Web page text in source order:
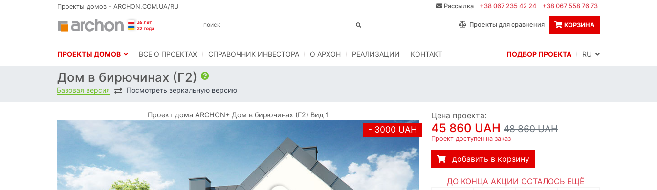
Проекты домов - ARCHON.COM.UA/RU Рассылка +38 067 235 42 24 +38 067 558 76 73
Проекты для сравнения КОРЗИНА
ПРОЕКТЫ ДОМОВ BСЕ О ПРОЕКТАХ СПРАВОЧНИК ИНВЕСТОРА O АРХОН РЕАЛИЗАЦИИ КОНТАКТ ПОДБОР ПРОЕКТА
Дом в бирючинах (Г2)
Базовая версия Посмотреть зеркальную версию
Проект дома ARCHON+ Дом в бирючинах (Г2) Вид 1
- 3000 UAH
Цена проекта:
45 860 UAH 48 860 UAH
Проект доступен на заказ
добавить в корзину
ДО КОНЦА АКЦИИ ОСТАЛОСЬ ЕЩЁ